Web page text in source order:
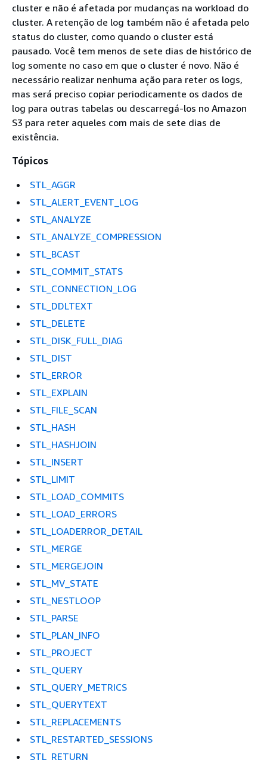
cluster e não é afetada por mudanças na workload do
cluster. A retenção de log também não é afetada pelo
status do cluster, como quando o cluster está
pausado. Você tem menos de sete dias de histórico de
log somente no caso em que o cluster é novo. Não é
necessário realizar nenhuma ação para reter os logs,
mas será preciso copiar periodicamente os dados de
log para outras tabelas ou descarregá-los no Amazon
S3 para reter aqueles com mais de sete dias de
existência.
Tópicos
STL_AGGR
STL_ALERT_EVENT_LOG
STL_ANALYZE
STL_ANALYZE_COMPRESSION
STL_BCAST
STL_COMMIT_STATS
STL_CONNECTION_LOG
STL_DDLTEXT
STL_DELETE
STL_DISK_FULL_DIAG
STL_DIST
STL_ERROR
STL_EXPLAIN
STL_FILE_SCAN
STL_HASH
STL_HASHJOIN
STL_INSERT
STL_LIMIT
STL_LOAD_COMMITS
STL_LOAD_ERRORS
STL_LOADERROR_DETAIL
STL_MERGE
STL_MERGEJOIN
STL_MV_STATE
STL_NESTLOOP
STL_PARSE
STL_PLAN_INFO
STL_PROJECT
STL_QUERY
STL_QUERY_METRICS
STL_QUERYTEXT
STL_REPLACEMENTS
STL_RESTARTED_SESSIONS
STL_RETURN